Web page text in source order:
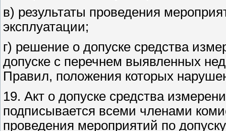
в) результаты проведения
эксплуатации;
г) решение о допуске средства
допуске с перечнем выявленных
Правил, положения которых
19. Акт о допуске средства
подписывается всеми членами
проведения мероприятий по